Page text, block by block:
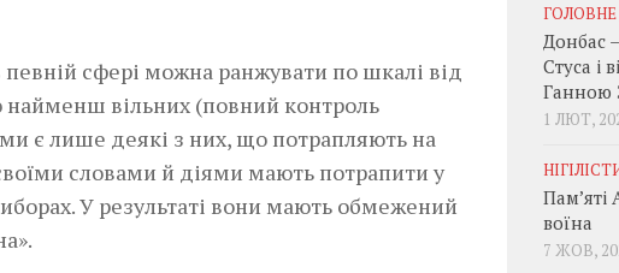
певній сфері можна ранжувати по шкалі від
найменш вільних (повний контроль
є лише деякі з них, що потрапляють на
словами й діями мають потрапити у
У результаті вони мають обмежений
ГОЛОВНЕ
Донбас
Стуса і
Ганною
1 ЛЮТ,
Пам’яті
воїна
7 ЖОВ,